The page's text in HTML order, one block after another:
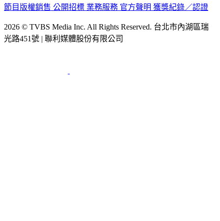
節目版權銷售 公開招標 業務服務 官方聲明 獲獎紀錄／認證
2026 © TVBS Media Inc. All Rights Reserved. 台北市內湖區瑞
光路451號 | 聯利媒體股份有限公司